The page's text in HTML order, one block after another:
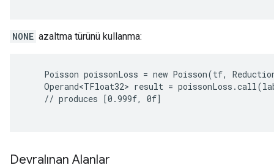
NONE azaltma türünü kullanma:
Poisson poissonLoss = new Poisson(tf,
Operand<TFloat32> result =
    // produces [0.999f, 0f]
Devralınan Alanlar